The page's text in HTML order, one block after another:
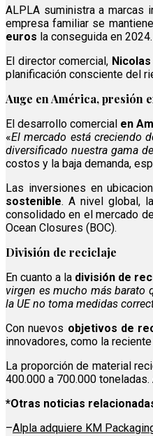
ALPLA suministra a marcas
empresa familiar se
euros la conseguida en 2024.
El director comercial,
planificación consciente del
Auge en América, presión
El desarrollo comercial en
«El mercado está creciendo
diversificado nuestra gama
costos y la baja demanda,
Las inversiones en
sostenible. A nivel global,
consolidado en el mercado
Ocean Closures (BOC).
División de reciclaje
En cuanto a la división de
virgen es mucho más barato
la UE no toma medidas
Con nuevos objetivos de
innovadores, como la
La proporción de material
400.000 a 700.000
*Otras noticias
–Alpla adquiere KM